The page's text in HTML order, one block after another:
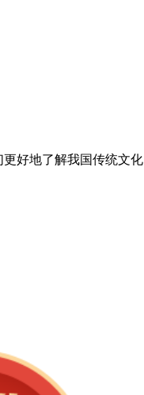
好地了解我国传统文化